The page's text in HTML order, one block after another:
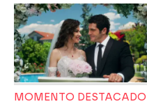
MOMENTO DESTACADO